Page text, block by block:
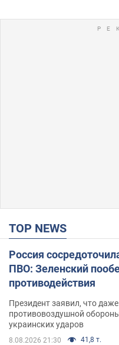
TOP NEWS
Россия
ПВО: Зеленский
противодействия
Президент заявил, что
противовоздушной
украинских ударов
8.08.2026 21:30 41,8 т.